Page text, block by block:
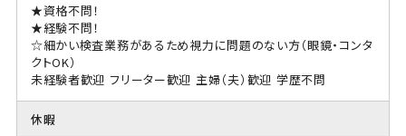
★資格不問！
★経験不問！
☆細かい検査業務があるため視力に問題のない方（眼鏡・コンタ
クトOK）
未経験者歓迎 フリーター歓迎 主婦（夫）歓迎 学歴不問
休暇